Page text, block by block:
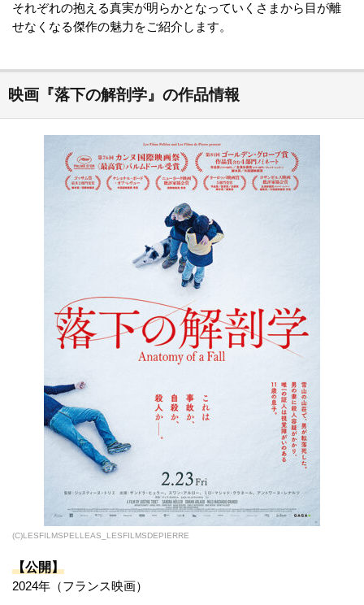
それぞれの抱える真実が明らかとなっていくさまから目が離
せなくなる傑作の魅力をご紹介します。
映画『落下の解剖学』の作品情報
(C)LESFILMSPELLEAS_LESFILMSDEPIERRE
【公開】
2024年（フランス映画）